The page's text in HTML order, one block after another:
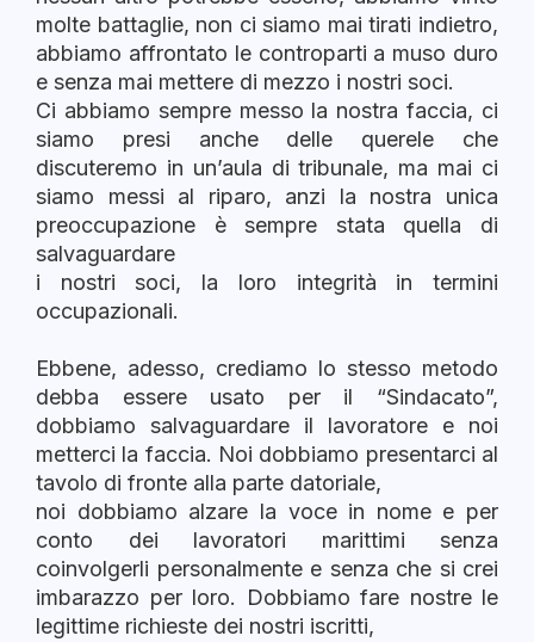
molte battaglie, non ci siamo mai tirati indietro,
abbiamo affrontato le controparti a muso duro
e senza mai mettere di mezzo i nostri soci.
Ci abbiamo sempre messo la nostra faccia, ci
siamo presi anche delle querele che
discuteremo in un’aula di tribunale, ma mai ci
siamo messi al riparo, anzi la nostra unica
preoccupazione è sempre stata quella di
salvaguardare
i nostri soci, la loro integrità in termini
occupazionali.
Ebbene, adesso, crediamo lo stesso metodo
debba essere usato per il “Sindacato”,
dobbiamo salvaguardare il lavoratore e noi
metterci la faccia. Noi dobbiamo presentarci al
tavolo di fronte alla parte datoriale,
noi dobbiamo alzare la voce in nome e per
conto dei lavoratori marittimi senza
coinvolgerli personalmente e senza che si crei
imbarazzo per loro. Dobbiamo fare nostre le
legittime richieste dei nostri iscritti,